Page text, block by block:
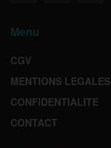
Menu
CGV
MENTIONS LEGALES
CONFIDENTIALITE
CONTACT